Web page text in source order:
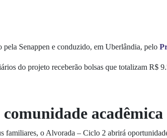
pela Senappen e conduzido, em Uberlândia, pelo
do projeto receberão bolsas que totalizam R$
acadêmica
familiares, o Alvorada – Ciclo 2 abrirá